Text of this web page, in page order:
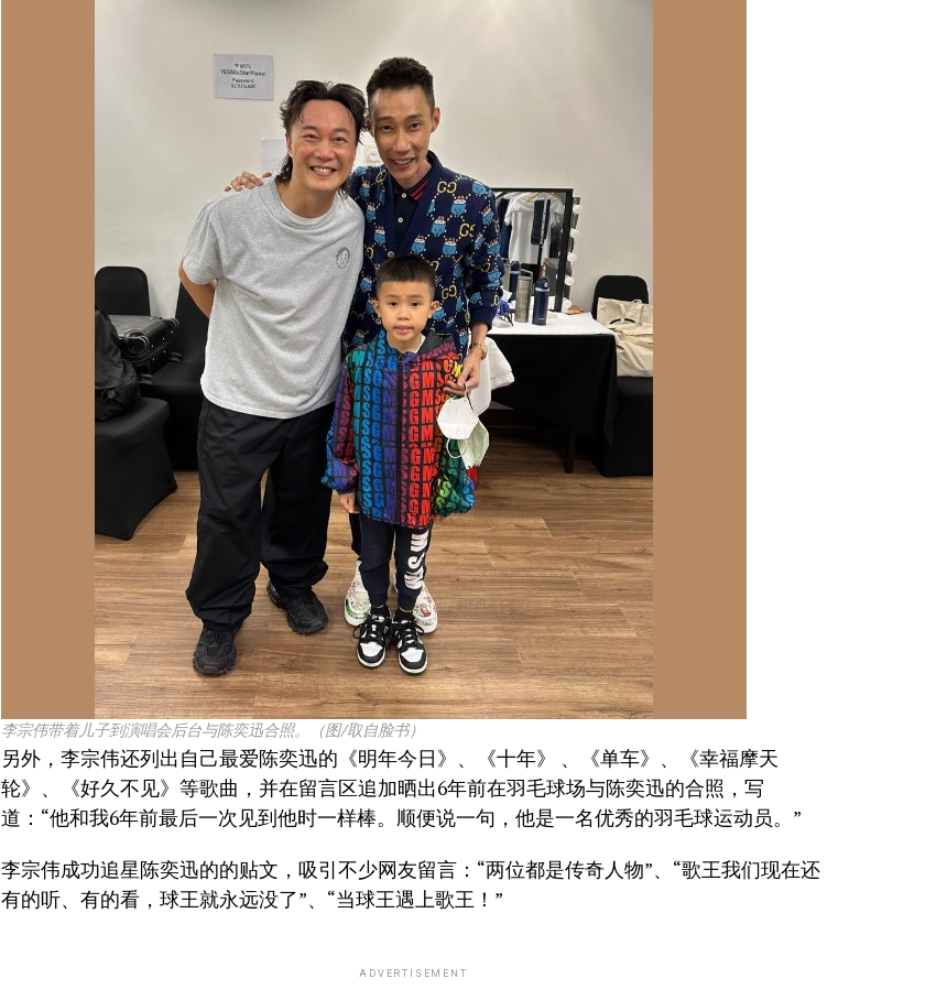
李宗伟带着儿子到演唱会后台与陈奕迅合照。（图/取自脸书）
另外，李宗伟还列出自己最爱陈奕迅的《明年今日》、《十年》 、《单车》、《幸福摩天
轮》、《好久不见》等歌曲，并在留言区追加晒出6年前在羽毛球场与陈奕迅的合照，写
道：“他和我6年前最后一次见到他时一样棒。顺便说一句，他是一名优秀的羽毛球运动员。”
李宗伟成功追星陈奕迅的的贴文，吸引不少网友留言：“两位都是传奇人物”、“歌王我们现在还
有的听、有的看，球王就永远没了”、“当球王遇上歌王！”
ADVERTISEMENT